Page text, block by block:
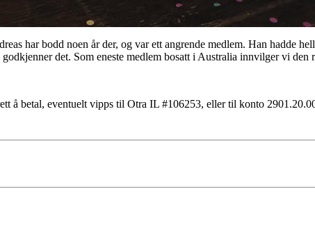
har bodd noen år der, og var ett angrende medlem. Han hadde
det. Som eneste medlem bosatt i Australia innvilger vi den
å betal, eventuelt vipps til Otra IL #106253, eller til konto